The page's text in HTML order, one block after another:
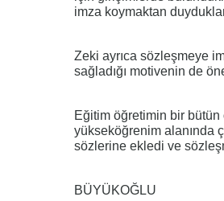
imza koymaktan
Zeki ayrıca sözleşmeye
sağladığı motivenin de
Eğitim öğretimin bir
yükseköğrenim alanında
sözlerine ekledi ve
BÜYÜKOĞLU